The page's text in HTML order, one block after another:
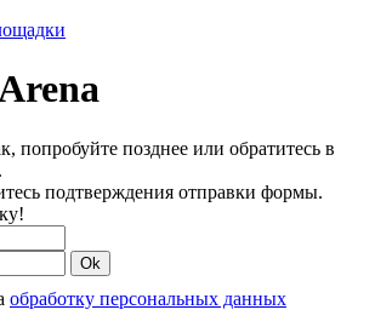
попробуйте позднее или обратитесь в
подтверждения отправки формы.
Ok
обработку персональных данных